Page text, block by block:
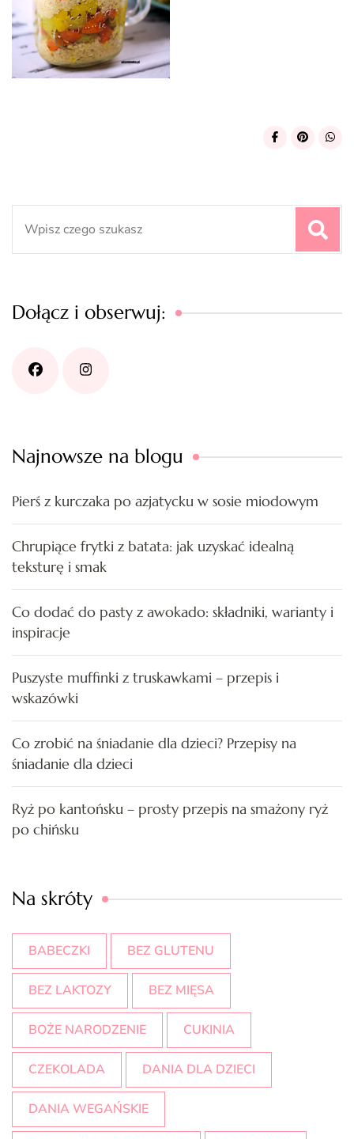
Dołącz i obserwuj:
Najnowsze na blogu
Pierś z kurczaka po azjatycku w sosie miodowym
Chrupiące frytki z batata: jak uzyskać idealną
teksturę i smak
Co dodać do pasty z awokado: składniki, warianty i
inspiracje
Puszyste muffinki z truskawkami – przepis i
wskazówki
Co zrobić na śniadanie dla dzieci? Przepisy na
śniadanie dla dzieci
Ryż po kantońsku – prosty przepis na smażony ryż
po chińsku
Na skróty
BABECZKI BEZ GLUTENU
BEZ LAKTOZY BEZ MIĘSA
BOŻE NARODZENIE CUKINIA
CZEKOLADA DANIA DLA DZIECI
DANIA WEGAŃSKIE